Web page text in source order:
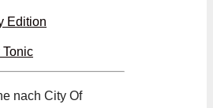
Edition
nach City Of